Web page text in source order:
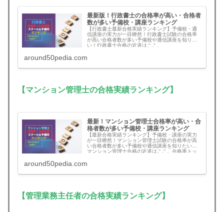
最新版！行政書士の合格率が高い・合格者
数が多い予備校・講座ランキング
【行政書士最新合格実績ランキング】予備校・通
信講座の実力が一目瞭然！行政書士試験の合格率
が高い合格者数が多い予備校や通信講座を知りた
い！行政書士合格の近道はここ。
around50pedia.com
【マンション管理士の合格実績ランキング】
最新！マンション管理士合格率が高い・合
格者数が多い予備校・講座ランキング
【最新合格実績ランキング】予備校・講座の実力
が一目瞭然！マンション管理士試験の合格率が高
い合格者数が多い予備校や通信講座を知りたい！
マンション管理士合格の近道はここ。合格率トッ
around50pedia.com
【管理業務主任者の合格実績ランキング】